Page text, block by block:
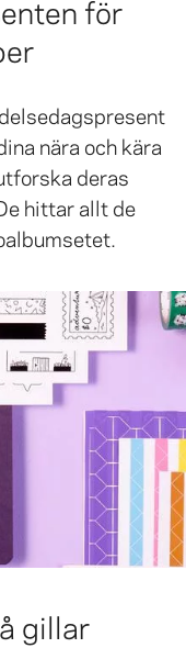
för
nära och kära
deras
hittar allt de
gillar